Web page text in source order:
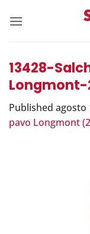
13428-
Published agosto
pavo Longmont